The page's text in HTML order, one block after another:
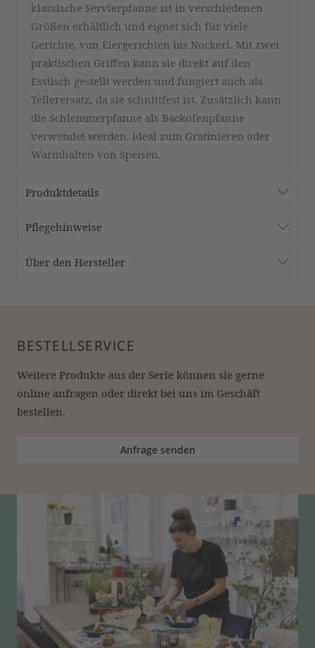
klassische Servierpfanne ist in verschiedenen
Größen erhältlich und eignet sich für viele
Gerichte, von Eiergerichten bis Nockerl. Mit zwei
praktischen Griffen kann sie direkt auf den
Esstisch gestellt werden und fungiert auch als
Tellerersatz, da sie schnittfest ist. Zusätzlich kann
die Schlemmerpfanne als Backofenpfanne
verwendet werden, ideal zum Gratinieren oder
Warmhalten von Speisen.
Produktdetails
Pflegehinweise
Über den Hersteller
BESTELLSERVICE
Weitere Produkte aus der Serie können sie gerne
online anfragen oder direkt bei uns im Geschäft
bestellen.
Anfrage senden